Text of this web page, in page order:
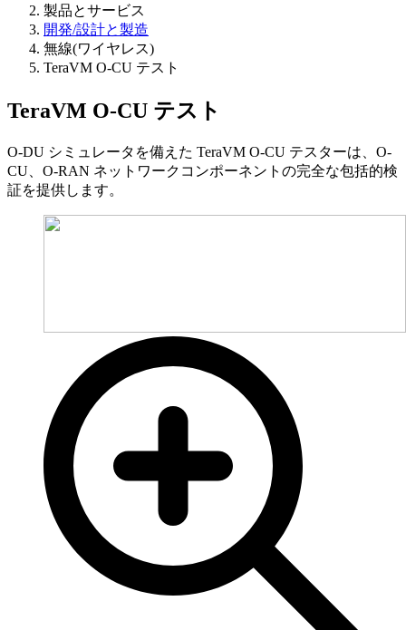
製品とサービス
開発/設計と製造
無線(ワイヤレス)
TeraVM O-CU テスト
TeraVM O-CU テスト
O-DU シミュレータを備えた TeraVM O-CU テスターは、O-
CU、O-RAN ネットワークコンポーネントの完全な包括的検
証を提供します。